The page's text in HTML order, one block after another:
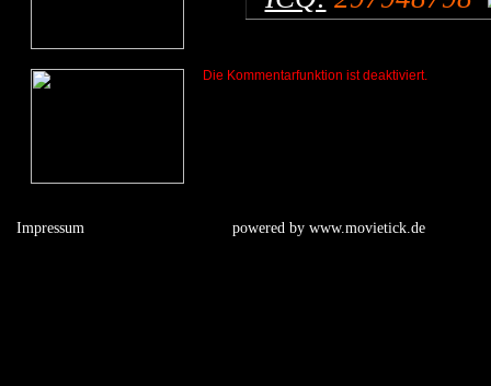
Die Kommentarfunktion ist deaktiviert.
Impressum powered by www.movietick.de